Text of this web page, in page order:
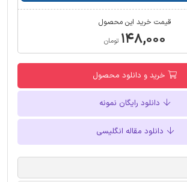
قیمت خرید این محصول
۱۴۸,۰۰۰ تومان
خرید و دانلود محصول
دانلود رایگان نمونه
دانلود مقاله انگلیسی